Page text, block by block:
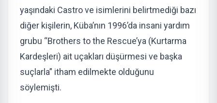
yaşındaki Castro ve isimlerini belirtmediği bazı
diğer kişilerin, Küba’nın 1996’da insani yardım
grubu “Brothers to the Rescue’ya (Kurtarma
Kardeşleri) ait uçakları düşürmesi ve başka
suçlarla” itham edilmekte olduğunu
söylemişti.